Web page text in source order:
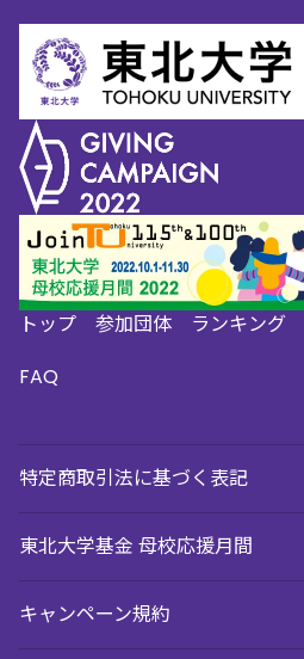
トップ 参加団体 ランキング
FAQ
特定商取引法に基づく表記
東北大学基金 母校応援月間
キャンペーン規約